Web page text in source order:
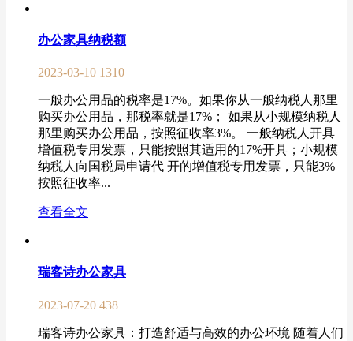
办公家具纳税额
2023-03-10 1310
一般办公用品的税率是17%。如果你从一般纳税人那里
购买办公用品，那税率就是17%； 如果从小规模纳税人
那里购买办公用品，按照征收率3%。 一般纳税人开具
增值税专用发票，只能按照其适用的17%开具；小规模
纳税人向国税局申请代 开的增值税专用发票，只能3%
按照征收率...
查看全文
瑞客诗办公家具
2023-07-20 438
瑞客诗办公家具：打造舒适与高效的办公环境 随着人们